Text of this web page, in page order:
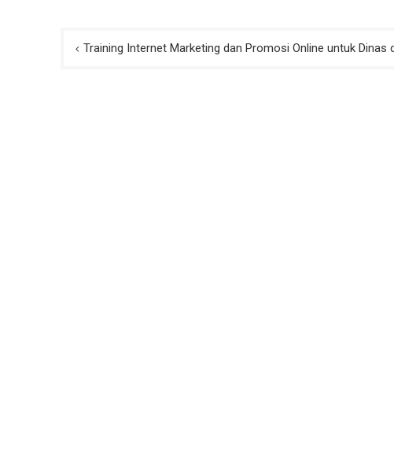
Post
Training Internet Marketing dan Promosi Online untuk Dinas